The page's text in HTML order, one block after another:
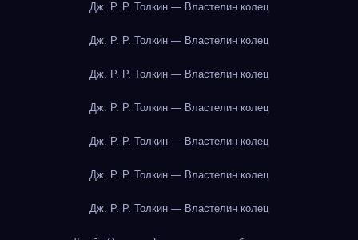
Дж. Р. Р. Толкин — Властелин колец
Дж. Р. Р. Толкин — Властелин колец
Дж. Р. Р. Толкин — Властелин колец
Дж. Р. Р. Толкин — Властелин колец
Дж. Р. Р. Толкин — Властелин колец
Дж. Р. Р. Толкин — Властелин колец
Дж. Р. Р. Толкин — Властелин колец